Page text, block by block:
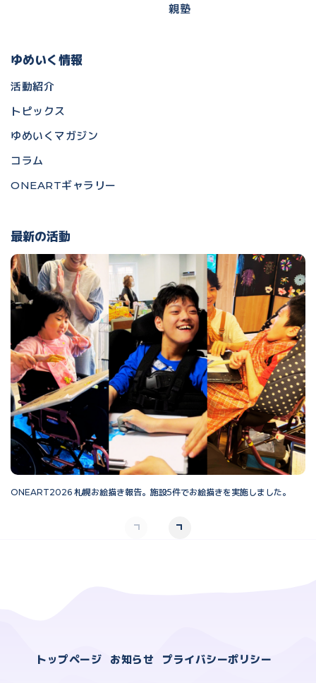
親塾
ゆめいく情報
活動紹介
トピックス
ゆめいくマガジン
コラム
ONEARTギャラリー
最新の活動
ONEART2026 札幌お絵描き報告。施設5件でお絵描きを実施しました。
トップページ お知らせ プライバシーポリシー